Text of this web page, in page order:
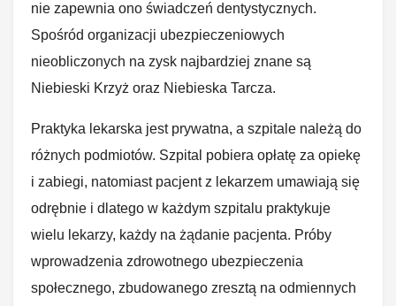
nie zapewnia ono świadczeń dentystycznych.
Spośród organizacji ubezpieczeniowych
nieobliczonych na zysk najbardziej znane są
Niebieski Krzyż oraz Niebieska Tarcza.
Praktyka lekarska jest prywatna, a szpitale należą do
różnych podmiotów. Szpital pobiera opłatę za opiekę
i zabiegi, natomiast pacjent z lekarzem umawiają się
odrębnie i dlatego w każdym szpitalu praktykuje
wielu lekarzy, każdy na żądanie pacjenta. Próby
wprowadzenia zdrowotnego ubezpieczenia
społecznego, zbudowanego zresztą na odmiennych